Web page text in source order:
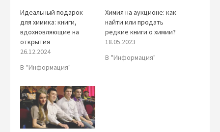
Идеальный подарок
для химика: книги,
вдохновляющие на
открытия
26.12.2024
В "Информация"
Химия на аукционе: как
найти или продать
редкие книги о химии?
18.05.2023
В "Информация"